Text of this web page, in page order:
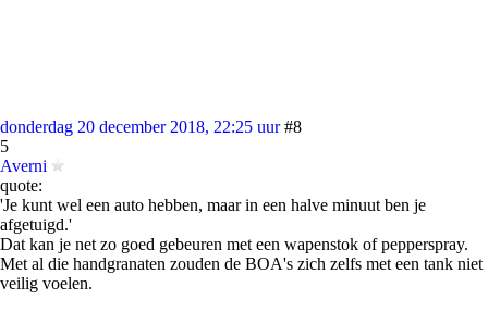
donderdag 20 december 2018, 22:25 uur #8
5
Averni
quote:
'Je kunt wel een auto hebben, maar in een halve minuut ben je
afgetuigd.'
Dat kan je net zo goed gebeuren met een wapenstok of pepperspray.
Met al die handgranaten zouden de BOA's zich zelfs met een tank niet
veilig voelen.